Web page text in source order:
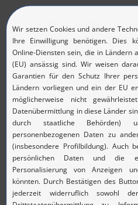
Slice-Capable:
to-End-Konfiguration
den gesamten
und Rollout bis zu
Optimierungen.
Verwaltung slice-
Betreiber und Partner
Maßstab
reduzieren bei
Servicequalität,
Automatisierungsgrad.
6G-Prepared: